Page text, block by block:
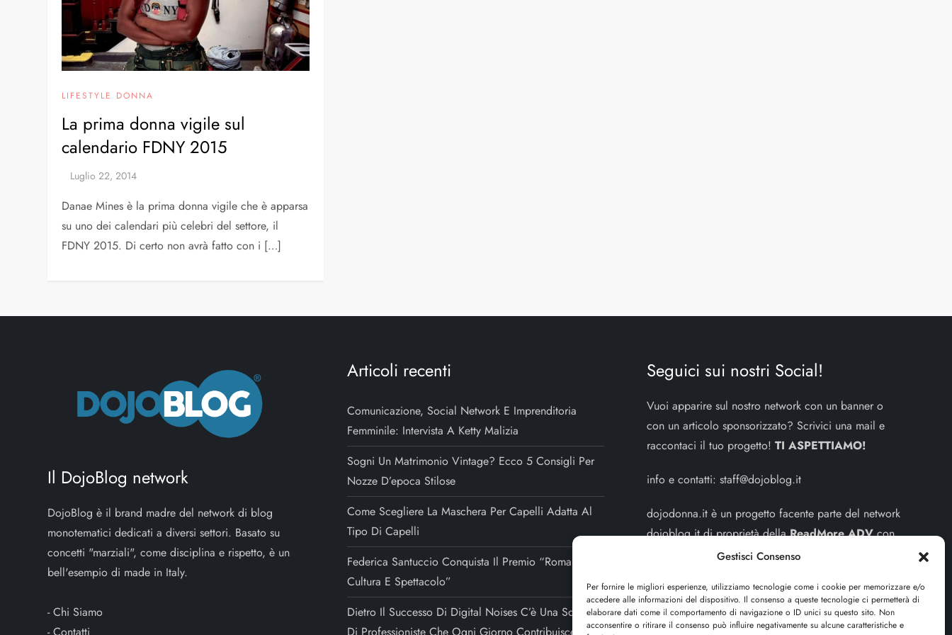
Gestisci Consenso
Per fornire le migliori esperienze, utilizziamo tecnologie come i cookie per memorizzare e/o
accedere alle informazioni del dispositivo. Il consenso a queste tecnologie ci permetterà di
elaborare dati come il comportamento di navigazione o ID unici su questo sito. Non
acconsentire o ritirare il consenso può influire negativamente su alcune caratteristiche e
LIFESTYLE DONNA
La prima donna vigile sul
calendario FDNY 2015
Danae Mines è la prima donna vigile che è apparsa
su uno dei calendari più celebri del settore, il
FDNY 2015. Di certo non avrà fatto con i […]
Il DojoBlog network
DojoBlog è il brand madre del network di blog
monotematici dedicati a diversi settori. Basato su
concetti "marziali", come disciplina e rispetto, è un
bell'esempio di made in Italy.
-Chi Siamo
-Contatti
Articoli recenti
Comunicazione, Social Network E Imprenditoria
Femminile: Intervista A Ketty Malizia
Sogni Un Matrimonio Vintage? Ecco 5 Consigli Per
Nozze D’epoca Stilose
Come Scegliere La Maschera Per Capelli Adatta Al
Tipo Di Capelli
Federica Santuccio Conquista Il Premio “Roma Arte,
Cultura E Spettacolo”
Dietro Il Successo Di Digital Noises C’è Una Squadra
Seguici sui nostri Social!
Vuoi apparire sul nostro network con un banner o
con un articolo sponsorizzato? Scrivici una mail e
raccontaci il tuo progetto!TI ASPETTIAMO!
info e contatti:staff@dojoblog.it
dojodonna.it è un progetto facente parte del network
dojoblog.it di proprietà dellaReadMore ADVcon
sede legale in Via delle Sirene 34 - Roma - P.iva:
Sitemap-Privacy Policy-Cookie Policy